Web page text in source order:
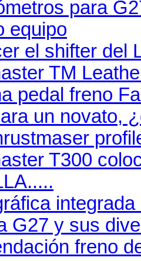
para
equipo
el shifter del
TM
pedal freno
un novato,
T300
G27 y sus
freno